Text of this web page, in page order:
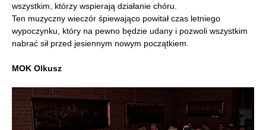
wszystkim, którzy wspierają działanie chóru.
Ten muzyczny wieczór śpiewająco powitał czas letniego
wypoczynku, który na pewno będzie udany i pozwoli wszystkim
nabrać sił przed jesiennym nowym początkiem.
MOK Olkusz